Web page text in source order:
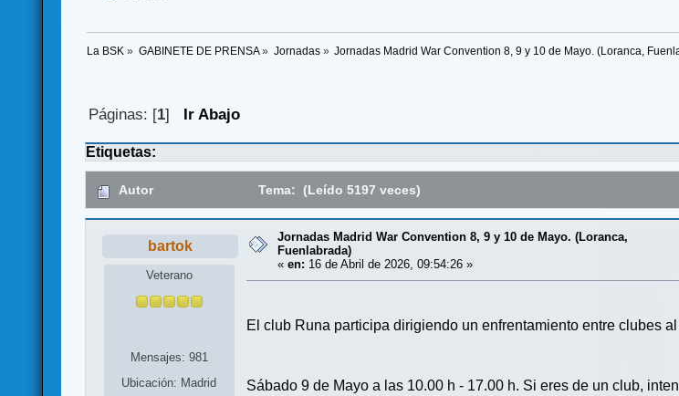
La BSK » GABINETE DE PRENSA» Jornadas» Jornadas Madrid War Convention 8, 9 y 10 de Mayo. (Loranca,
Páginas: [1] Ir Abajo
Etiquetas:
Autor Tema: (Leído 5197 veces)
bartok
Veterano
Mensajes: 981
Ubicación: Madrid
Jornadas Madrid War Convention 8, 9 y 10 de Mayo. (Loranca,
Fuenlabrada)
«en: 16 de Abril de 2026, 09:54:26 »
El club Runa participa dirigiendo un enfrentamiento entre clubes
Sábado 9 de Mayo a las 10.00 h - 17.00 h. Si eres de un club,